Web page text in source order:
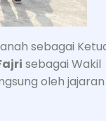
sebagai
sebagai Wakil
oleh jajaran